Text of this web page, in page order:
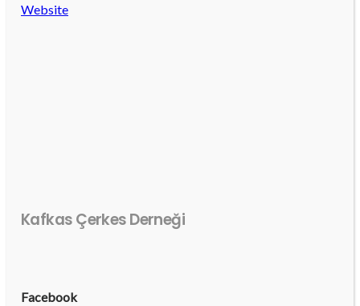
Website
Kafkas Çerkes Derneği
Facebook